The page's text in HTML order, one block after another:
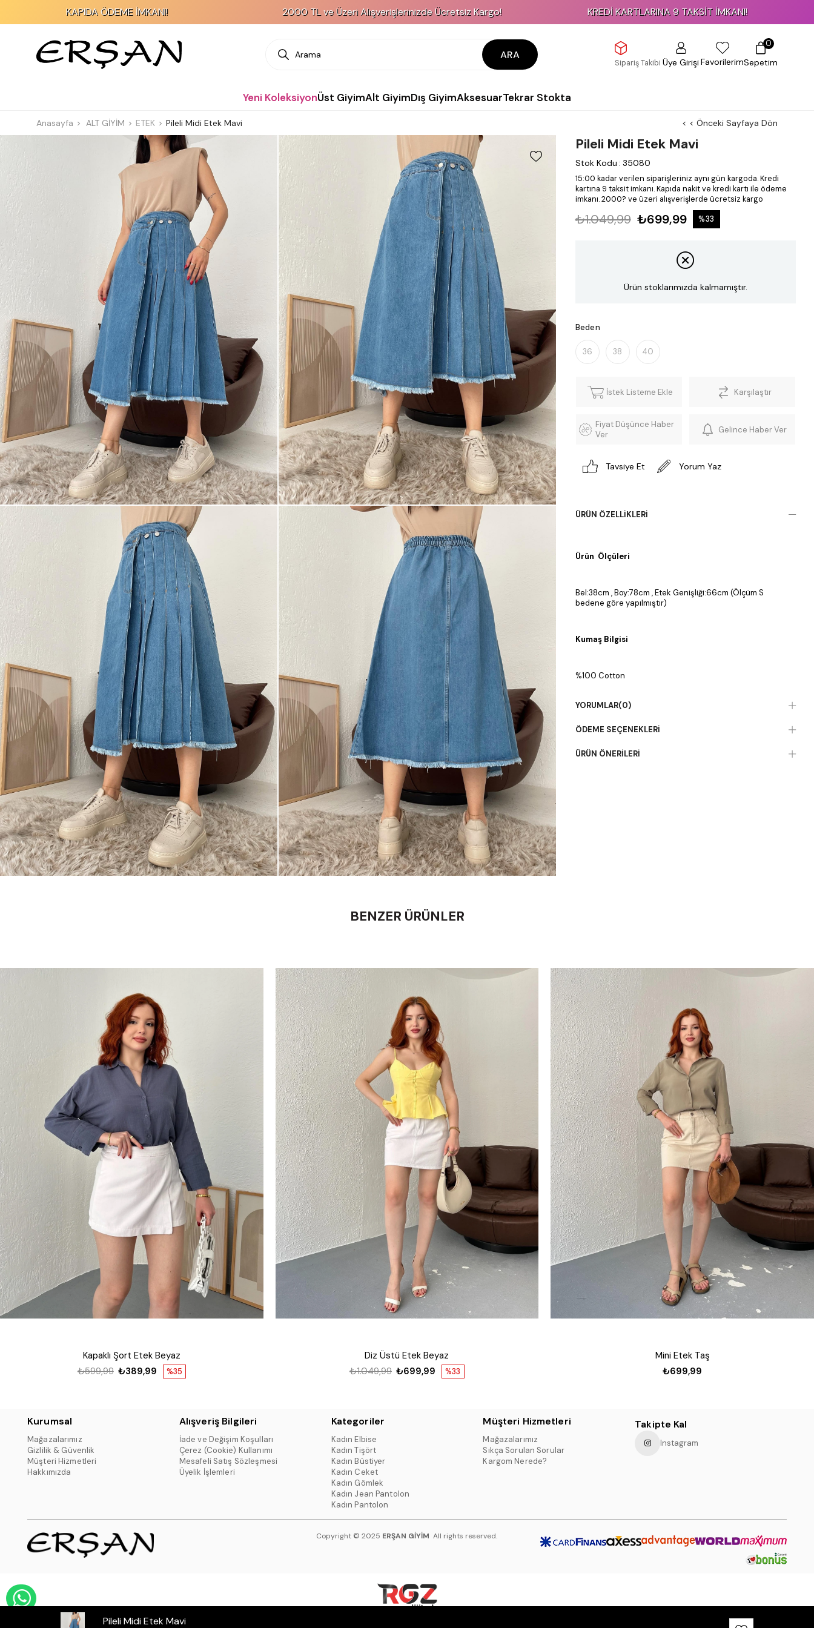
KAPIDA ÖDEME İMKANI! 2000 TL ve Üzeri Alışverişlerinizde Ücretsiz Kargo! KREDİ KARTLARINA 9 TAKSİT İMKANI!
ARA
Sipariş Takibi Üye GirişiFavorilerimSepetim
0
Yeni KoleksiyonÜst GiyimAlt GiyimDış GiyimAksesuarTekrar Stokta
Anasayfa ALT GİYİM ETEK Pileli Midi Etek Mavi < < Önceki Sayfaya Dön
Pileli Midi Etek Mavi
Stok Kodu : 35080
15:00 kadar verilen siparişleriniz aynı gün kargoda. Kredi
kartına 9 taksit imkanı. Kapıda nakit ve kredi kartı ile ödeme
imkanı. 2000? ve üzeri alışverişlerde ücretsiz kargo
₺1.049,99 ₺699,99 %33
Ürün stoklarımızda kalmamıştır.
Beden
36 38 40
İstek Listeme Ekle Karşılaştır
Fiyat Düşünce Haber
Ver
Gelince Haber Ver
Tavsiye Et Yorum Yaz
ÜRÜN ÖZELLIKLERI
Ürün Ölçüleri
Bel:38cm , Boy:78cm , Etek Genişliği:66cm (Ölçüm S
bedene göre yapılmıştır)
Kumaş Bilgisi
%100 Cotton
YORUMLAR(0)
ÖDEME SEÇENEKLERI
ÜRÜN ÖNERILERI
BENZER ÜRÜNLER
Kapaklı Şort Etek Beyaz
%35
₺389,99
₺599,99
Diz Üstü Etek Beyaz
%33
₺699,99
₺1.049,99
Mini Etek Taş
₺699,99
Kurumsal
Mağazalarımız
Gizlilik & Güvenlik
Müşteri Hizmetleri
Hakkımızda
Alışveriş Bilgileri
İade ve Değişim Koşulları
Çerez (Cookie) Kullanımı
Mesafeli Satış Sözleşmesi
Üyelik İşlemleri
Kategoriler
Kadın Elbise
Kadın Tişört
Kadın Büstiyer
Kadın Ceket
Kadın Gömlek
Kadın Jean Pantolon
Kadın Pantolon
Müşteri Hizmetleri
Mağazalarımız
Sıkça Sorulan Sorular
Kargom Nerede?
Takipte Kal
Instagram
Copyright © 2025 ERŞAN GİYİM All rights reserved.
Pileli Midi Etek Mavi